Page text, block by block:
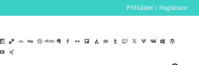
Přihlášení / Registrace